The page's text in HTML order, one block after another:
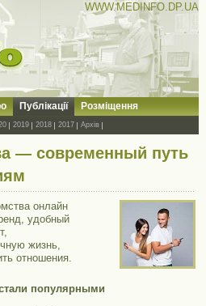
WWW.MEDINFO.DP.UA
Публікації Розміщення
2019 2018 2017 Архів
— современный путь
онлайн
удобный
жизнь,
отношения.
популярными